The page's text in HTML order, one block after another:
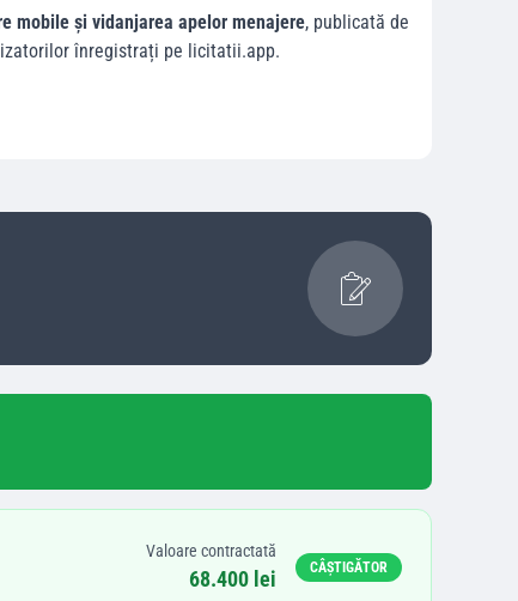
mobile și vidanjarea apelor menajere, publicată de
înregistrați pe licitatii.app.
Valoare contractată
68.400 lei CÂȘTIGĂTOR